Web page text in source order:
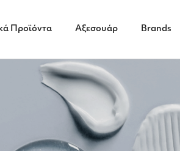
Προϊόντα Αξεσουάρ Brands